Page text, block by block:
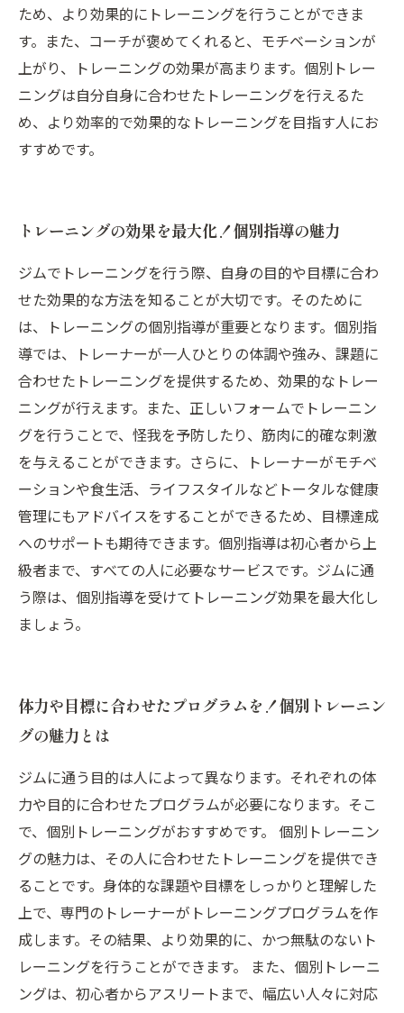
ため、より効果的にトレーニングを行うことができま
す。また、コーチが褒めてくれると、モチベーションが
上がり、トレーニングの効果が高まります。個別トレー
ニングは自分自身に合わせたトレーニングを行えるた
め、より効率的で効果的なトレーニングを目指す人にお
すすめです。
トレーニングの効果を最大化！個別指導の魅力
ジムでトレーニングを行う際、自身の目的や目標に合わ
せた効果的な方法を知ることが大切です。そのために
は、トレーニングの個別指導が重要となります。個別指
導では、トレーナーが一人ひとりの体調や強み、課題に
合わせたトレーニングを提供するため、効果的なトレー
ニングが行えます。また、正しいフォームでトレーニン
グを行うことで、怪我を予防したり、筋肉に的確な刺激
を与えることができます。さらに、トレーナーがモチベ
ーションや食生活、ライフスタイルなどトータルな健康
管理にもアドバイスをすることができるため、目標達成
へのサポートも期待できます。個別指導は初心者から上
級者まで、すべての人に必要なサービスです。ジムに通
う際は、個別指導を受けてトレーニング効果を最大化し
ましょう。
体力や目標に合わせたプログラムを！個別トレーニン
グの魅力とは
ジムに通う目的は人によって異なります。それぞれの体
力や目的に合わせたプログラムが必要になります。そこ
で、個別トレーニングがおすすめです。 個別トレーニン
グの魅力は、その人に合わせたトレーニングを提供でき
ることです。身体的な課題や目標をしっかりと理解した
上で、専門のトレーナーがトレーニングプログラムを作
成します。その結果、より効果的に、かつ無駄のないト
レーニングを行うことができます。 また、個別トレーニ
ングは、初心者からアスリートまで、幅広い人々に対応